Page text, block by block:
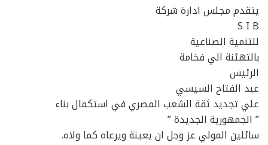
يتقدم مجلس ادارة شركة
S I B
للتنمية الصناعية
بالتهئنة الي فخامة
الرئيس
عبد الفتاح السيسي
علي تجديد ثقة الشعب المصري في استكمال بناء
” الجمهورية الجديدة ”
سائلين المولي عز وجل ان يعينة ويرعاه كما ولاه.